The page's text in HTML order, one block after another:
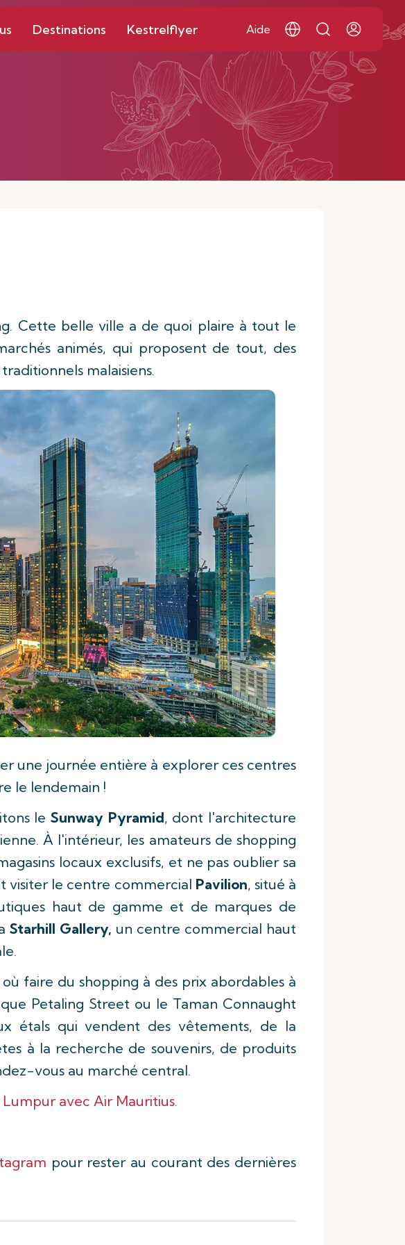
Destinations Kestrelflyer Aide
Cette belle ville a de quoi plaire à tout le
animés, qui proposent de tout, des
malaisiens.
une journée entière à explorer ces centres
le lendemain !
le Sunway Pyramid, dont l'architecture
À l'intérieur, les amateurs de shopping
locaux exclusifs, et ne pas oublier sa
visiter le centre commercial Pavilion, situé à
haut de gamme et de marques de
Starhill Gallery, un centre commercial haut
faire du shopping à des prix abordables à
Petaling Street ou le Taman Connaught
étals qui vendent des vêtements, de la
à la recherche de souvenirs, de produits
vous au marché central.
avec Air Mauritius.
pour rester au courant des dernières